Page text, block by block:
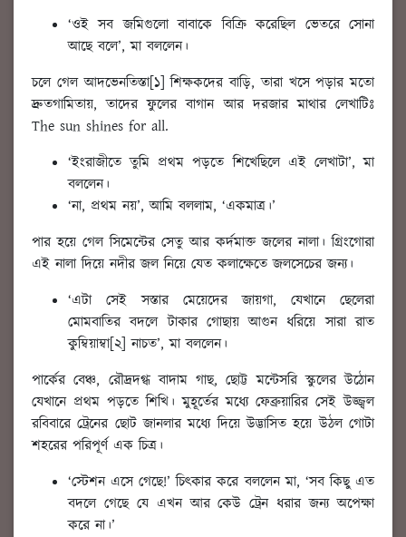
‘ওই সব জমিগুলো বাবাকে বিক্রি করেছিল ভেতরে সোনা
আছে বলে’, মা বললেন।
চলে গেল আদভেনতিস্তা[১] শিক্ষকদের বাড়ি, তারা খসে পড়ার মতো
দ্রুতগামিতায়, তাদের ফুলের বাগান আর দরজার মাথার লেখাটিঃ
The sun shines for all.
‘ইংরাজীতে তুমি প্রথম পড়তে শিখেছিলে এই লেখাটা’, মা
বললেন।
‘না, প্রথম নয়’, আমি বললাম, ‘একমাত্র।’
পার হয়ে গেল সিমেন্টের সেতু আর কর্দমাক্ত জলের নালা। গ্রিংগোরা
এই নালা দিয়ে নদীর জল নিয়ে যেত কলাক্ষেতে জলসেচের জন্য।
‘এটা সেই সস্তার মেয়েদের জায়গা, যেখানে ছেলেরা
মোমবাতির বদলে টাকার গোছায় আগুন ধরিয়ে সারা রাত
কুম্বিয়াম্বা[২] নাচত’, মা বললেন।
পার্কের বেঞ্চ, রৌদ্রদগ্ধ বাদাম গাছ, ছোট্ট মন্টেসরি স্কুলের উঠোন
যেখানে প্রথম পড়তে শিখি। মুহূর্তের মধ্যে ফেব্রুয়ারির সেই উজ্জ্বল
রবিবারে ট্রেনের ছোট জানলার মধ্যে দিয়ে উদ্ভাসিত হয়ে উঠল গোটা
শহরের পরিপূর্ণ এক চিত্র।
‘স্টেশন এসে গেছে!’ চিৎকার করে বললেন মা, ‘সব কিছু এত
বদলে গেছে যে এখন আর কেউ ট্রেন ধরার জন্য অপেক্ষা
করে না।’